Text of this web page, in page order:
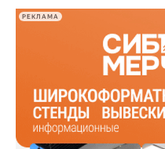
РЕКЛАМА